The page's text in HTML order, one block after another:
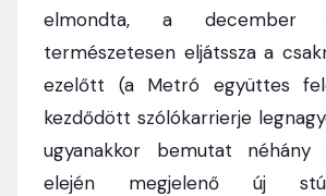
elmondta, a december
természetesen eljátssza a
ezelőtt (a Metró együttes
kezdődött szólókarrierje
ugyanakkor bemutat
elején megjelenő új